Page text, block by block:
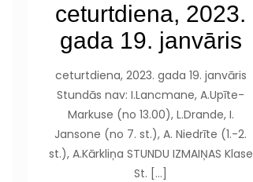
ceturtdiena, 2023.
gada 19. janvāris
ceturtdiena, 2023. gada 19. janvāris
Stundās nav: I.Lancmane, A.Upīte-
Markuse (no 13.00), L.Drande, I.
Jansone (no 7. st.), A. Niedrīte (1.-2.
st.), A.Kārkliņa STUNDU IZMAIŅAS Klase
St. […]